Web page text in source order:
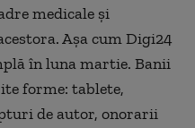
medicale și
Aşa cum Digi24
în luna martie. Banii
forme: tablete,
de autor, onorarii